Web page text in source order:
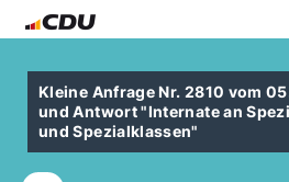
Kleine Anfrage Nr. 2810 vom
und Antwort "Internate an
und Spezialklassen"